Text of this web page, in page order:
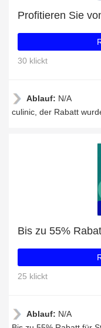
30 klickt
Ablauf: N/A
culinic, der Rabatt
25 klickt
Ablauf: N/A